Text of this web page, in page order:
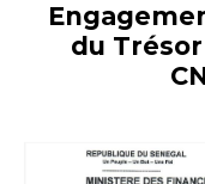
du